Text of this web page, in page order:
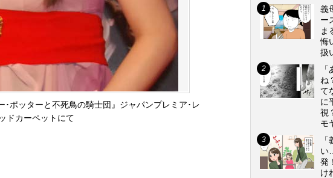
ポッターと不死鳥の騎士団』ジャパンプレミア･レ
ドカーペットにて
義
ー
ま
悔
扱
ね
て
に
視
モ
い
発
け